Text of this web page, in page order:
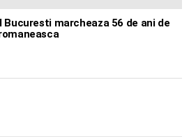
Bucuresti marcheaza 56 de ani de